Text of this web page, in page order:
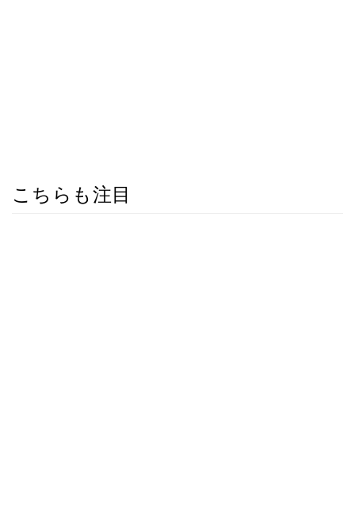
こちらも注目